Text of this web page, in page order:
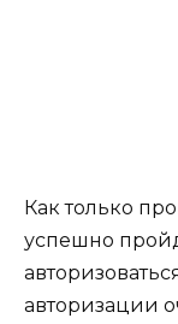
Как только
успешно
авторизации